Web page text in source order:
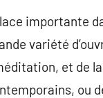
importante
variété
et de
ou